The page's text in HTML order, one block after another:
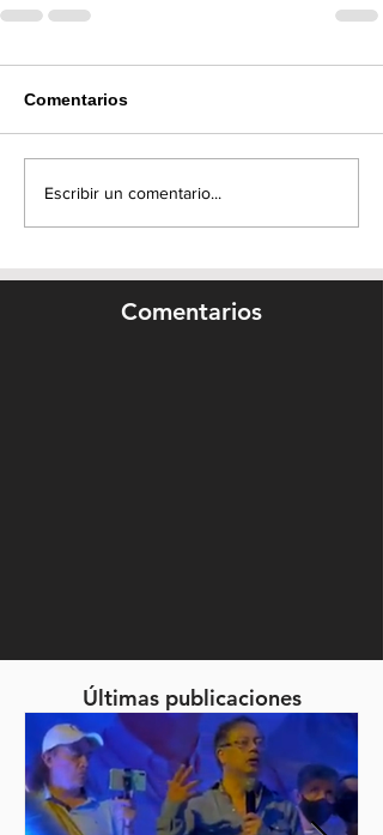
Comentarios
Escribir un comentario...
Comentarios
Últimas publicaciones